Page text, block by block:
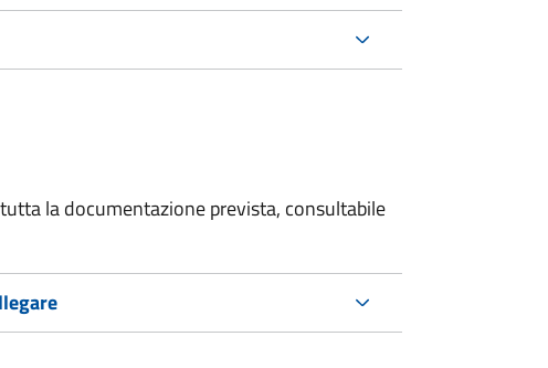
la documentazione prevista, consultabile